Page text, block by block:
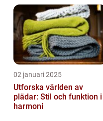
02 januari 2025
Utforska världen av
plädar: Stil och funktion i
harmoni